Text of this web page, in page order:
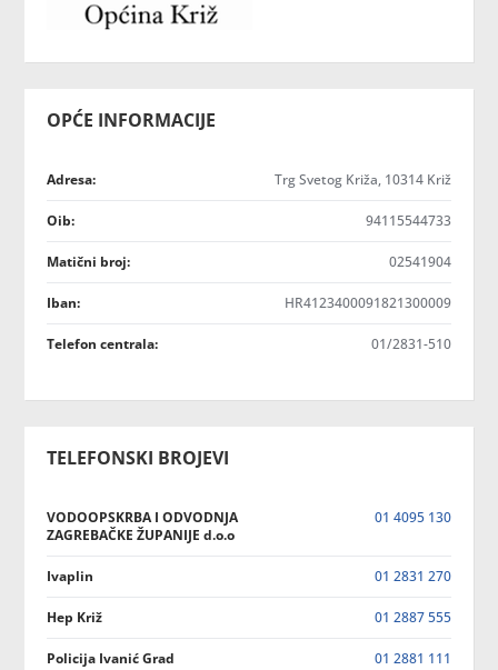
OPĆE INFORMACIJE
Adresa: Trg Svetog Križa, 10314 Križ
Oib: 94115544733
Matični broj: 02541904
Iban: HR4123400091821300009
Telefon centrala: 01/2831-510
TELEFONSKI BROJEVI
VODOOPSKRBA I ODVODNJA
ZAGREBAČKE ŽUPANIJE d.o.o
01 4095 130
Ivaplin 01 2831 270
Hep Križ 01 2887 555
Policija Ivanić Grad 01 2881 111